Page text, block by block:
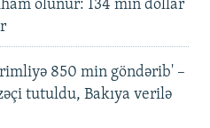
olunur: 134 min dollar
850 min göndərib' –
tutuldu, Bakıya verilə